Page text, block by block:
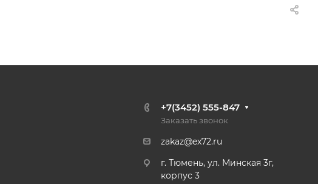
+7(3452) 555-847
Заказать звонок
zakaz@ex72.ru
г. Тюмень, ул. Минская 3г,
корпус 3